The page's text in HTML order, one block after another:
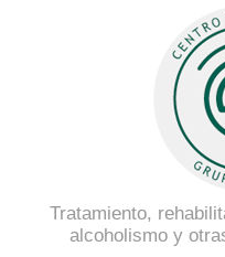
Tratamiento,
alcoholismo y